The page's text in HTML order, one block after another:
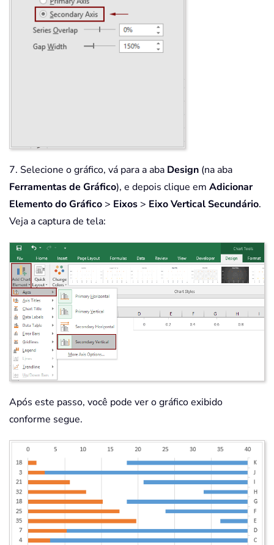
7. Selecione o gráfico, vá para a aba Design (na aba
Ferramentas de Gráfico), e depois clique em Adicionar
Elemento do Gráfico > Eixos > Eixo Vertical Secundário.
Veja a captura de tela:
Após este passo, você pode ver o gráfico exibido
conforme segue.